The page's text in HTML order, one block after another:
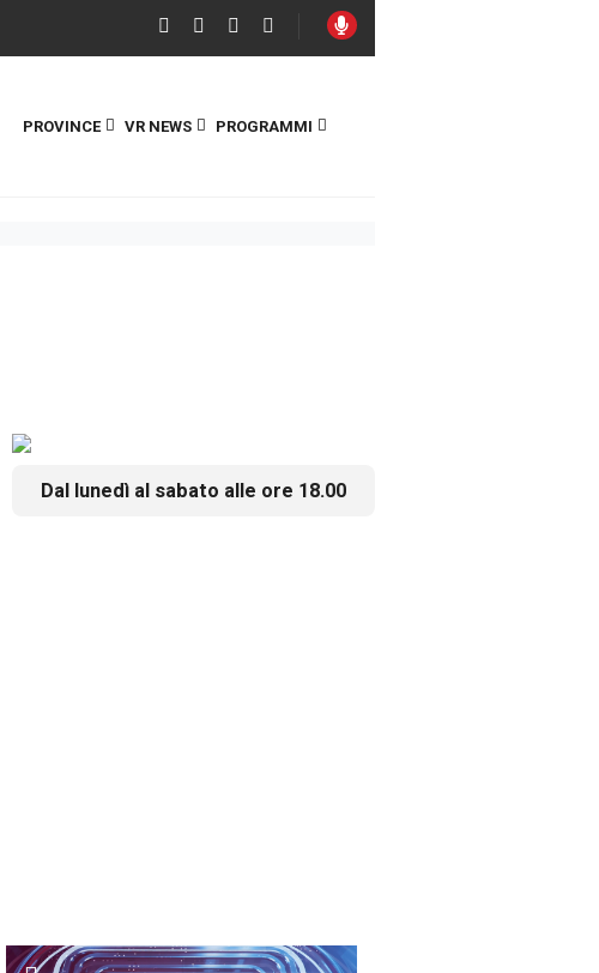
PROVINCE VR NEWS PROGRAMMI
Dal lunedì al sabato alle ore 18.00